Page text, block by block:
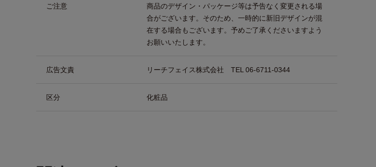
ご注意
商品のデザイン・パッケージ等は予告なく変更される場
合がございます。そのため、一時的に新旧デザインが混
在する場合もございます。予めご了承くださいますよう
お願いいたします。
広告文責 リーチフェイス株式会社 TEL 06-6711-0344
区分 化粧品